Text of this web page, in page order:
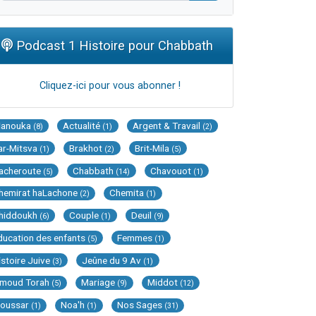
Podcast 1 Histoire pour Chabbath
Cliquez-ici pour vous abonner !
(8) Actualité (1) Argent & Travail (2)
Mitsva (1) Brakhot (2) Brit-Mila (5)
(5) Chabbath (14) Chavouot (1)
haLachone (2) Chemita (1)
(6) Couple (1) Deuil (9)
des enfants (5) Femmes (1)
Juive (3) Jeûne du 9 Av (1)
Torah (5) Mariage (9) Middot (12)
(1) Noa'h (1) Nos Sages (31)